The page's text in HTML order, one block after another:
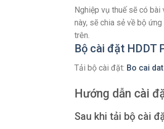
Nghiệp vụ thuế sẽ có
này, sẽ chia sẻ về bộ ứng
trên.
Bộ cài đặt HDDT
Tải bộ cài đặt: Bo cai
Hướng dẫn cài
Sau khi tải bộ cài